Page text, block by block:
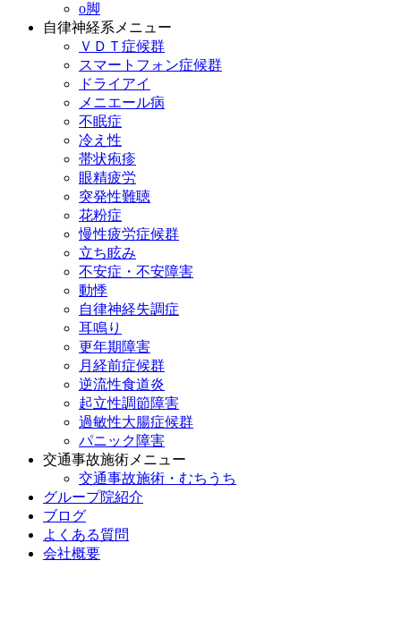
o脚
自律神経系メニュー
ＶＤＴ症候群
スマートフォン症候群
ドライアイ
メニエール病
不眠症
冷え性
帯状疱疹
眼精疲労
突発性難聴
花粉症
慢性疲労症候群
立ち眩み
不安症・不安障害
動悸
自律神経失調症
耳鳴り
更年期障害
月経前症候群
逆流性食道炎
起立性調節障害
過敏性大腸症候群
パニック障害
交通事故施術メニュー
交通事故施術・むちうち
グループ院紹介
ブログ
よくある質問
会社概要